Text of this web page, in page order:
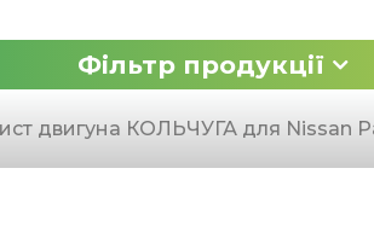
Фільтр продукції
двигуна КОЛЬЧУГА для Nissan